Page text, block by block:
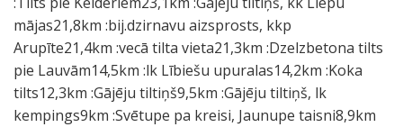
mājas21,8km :bij.dzirnavu aizsprosts, kkp
Arupīte21,4km :vecā tilta vieta21,3km :Dzelzbetona tilts
pie Lauvām14,5km :lk Lībiešu upuralas14,2km :Koka
tilts12,3km :Gājēju tiltiņš9,5km :Gājēju tiltiņš, lk
kempings9km :Svētupe pa kreisi, Jaunupe taisni8,9km